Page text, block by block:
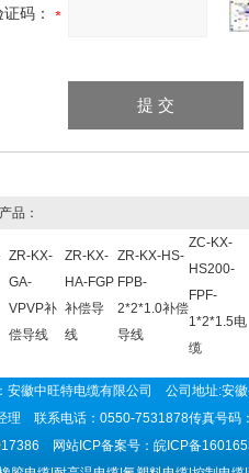
证码：
品：
ZR-KX-
GA-
VPVP补
偿导线
ZR-KX-
HA-FGP
补偿导
线
ZR-KX-HS-
FPB-
2*2*1.0补偿
导线
ZC-KX-
HS200-
FPF-
1*2*1.5电
缆
安徽中旺特电缆有限公司 公司地址:安
理 联系电话：0550-7531878传真号码
网站ICP备案号： 皖ICP备